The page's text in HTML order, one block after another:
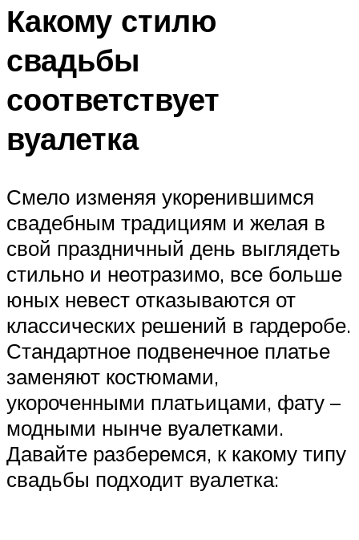
Какому стилю
свадьбы
соответствует
вуалетка
Смело изменяя укоренившимся
свадебным традициям и желая в
свой праздничный день выглядеть
стильно и неотразимо, все больше
юных невест отказываются от
классических решений в гардеробе.
Стандартное подвенечное платье
заменяют костюмами,
укороченными платьицами, фату –
модными нынче вуалетками.
Давайте разберемся, к какому типу
свадьбы подходит вуалетка: